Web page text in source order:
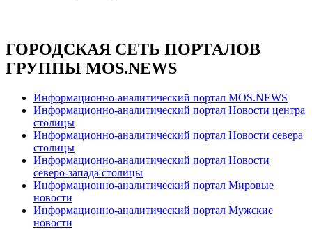
ГОРОДСКАЯ СЕТЬ ПОРТАЛОВ
ГРУППЫ MOS.NEWS
Информационно-аналитический портал MOS.NEWS
Информационно-аналитический портал Новости центра
столицы
Информационно-аналитический портал Новости севера
столицы
Информационно-аналитический портал Новости
северо-запада столицы
Информационно-аналитический портал Мировые
новости
Информационно-аналитический портал Мужские
новости